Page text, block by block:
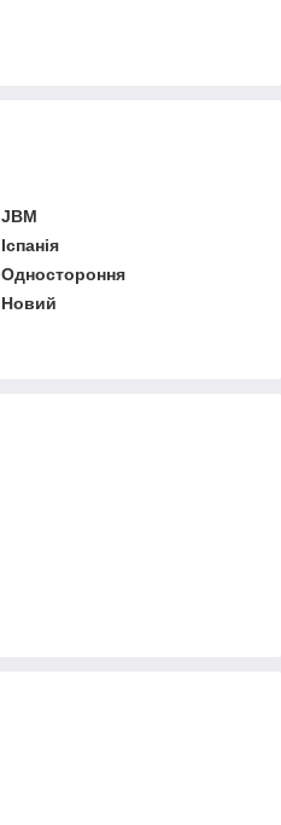
JBM
Іспанія
Одностороння
Новий